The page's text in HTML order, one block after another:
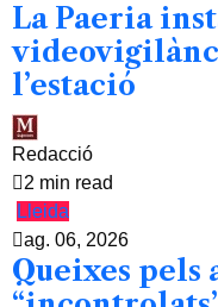
La Paeria
l’estació
Redacció
2 min read
Lleida
ag. 06, 2026
Queixes pels